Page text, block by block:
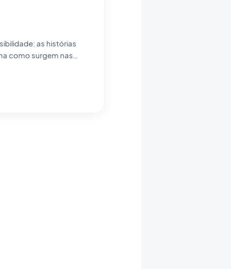
como surgem nas